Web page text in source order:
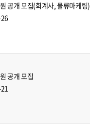
공개 모집(회계사, 물류마케팅)
공개 모집